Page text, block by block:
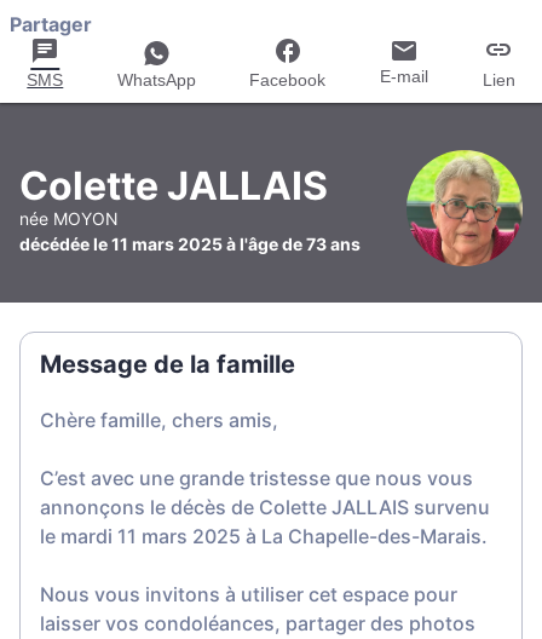
Partager
SMS WhatsApp Facebook E-mail Lien
Colette JALLAIS
née MOYON
décédée le 11 mars 2025 à l'âge de 73 ans
Message de la famille
Chère famille, chers amis,
C’est avec une grande tristesse que nous vous
annonçons le décès de Colette JALLAIS survenu
le mardi 11 mars 2025 à La Chapelle-des-Marais.
Nous vous invitons à utiliser cet espace pour
laisser vos condoléances, partager des photos